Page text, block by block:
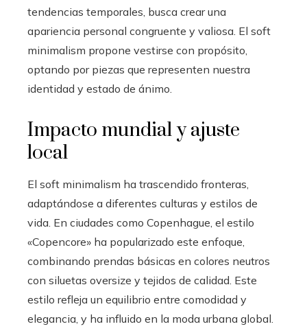
tendencias temporales, busca crear una
apariencia personal congruente y valiosa. El soft
minimalism propone vestirse con propósito,
optando por piezas que representen nuestra
identidad y estado de ánimo.
Impacto mundial y ajuste
local
El soft minimalism ha trascendido fronteras,
adaptándose a diferentes culturas y estilos de
vida. En ciudades como Copenhague, el estilo
«Copencore» ha popularizado este enfoque,
combinando prendas básicas en colores neutros
con siluetas oversize y tejidos de calidad. Este
estilo refleja un equilibrio entre comodidad y
elegancia, y ha influido en la moda urbana global.